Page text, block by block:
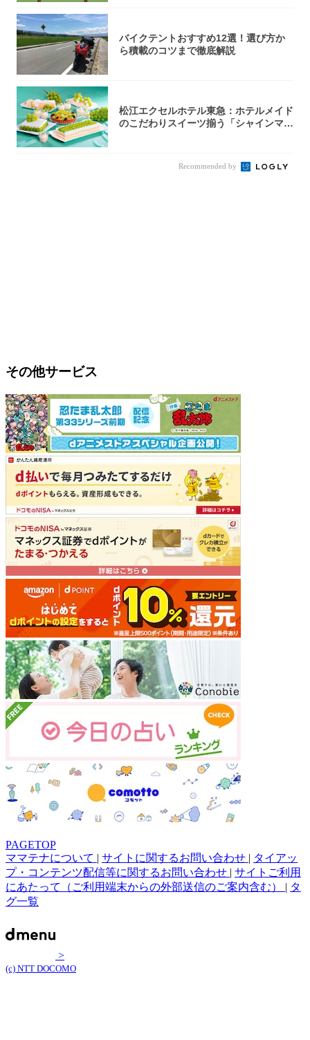
バイクテントおすすめ12選！選び方か
ら積載のコツまで徹底解説
松江エクセルホテル東急：ホテルメイド
のこだわりスイーツ揃う「シャインマス
Recommended by
その他サービス
PAGETOP
ママテナについて | サイトに関するお問い合わせ | タイアッ
プ・コンテンツ配信等に関するお問い合わせ | サイトご利用
にあたって（ご利用端末からの外部送信のご案内含む） | タ
グ一覧
>
(c) NTT DOCOMO